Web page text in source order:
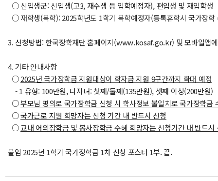
○ 신입생군: 신입생(고3, 재수생 등 입학예정자), 편입생 및 재입학생
○ 재학생(복학): 2025학년도 1학기 복학예정자(등록휴학시 국가장학
3. 신청방법: 한국장학재단 홈페이지(www.kosaf.go.kr) 및 모바일앱
4. 기타 안내사항
○2025년 국가장학금 지원대상이 학자금 지원 9구간까지 확대 예정
- 1 유형: 100만원, 다자녀: 첫째/둘째(135만원), 셋째 이상(200만원)
○부모님 명의로 국가장학금 신청 시 학사정보 불일치로 국가장학금
○국가근로 지원 희망자는 신청 기간 내 반드시 신청
○교내 어의장학금 및 봉사장학금 수혜 희망자는 신청기간 내 반드시
붙임 2025년 1학기 국가장학금 1차 신청 포스터 1부. 끝.